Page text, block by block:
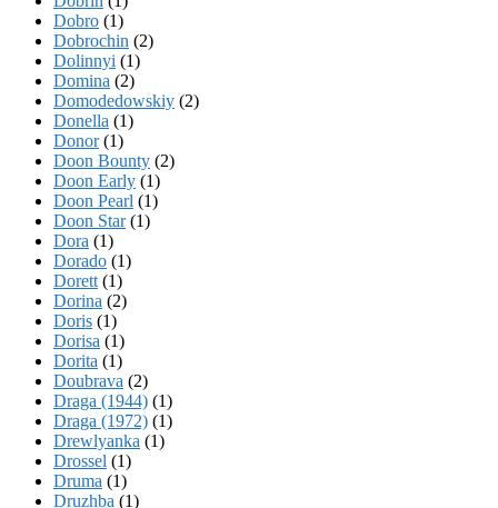
Dobro (1)
Dobrochin (2)
Dolinnyi (1)
Domina (2)
Domodedowskiy (2)
Donella (1)
Donor(1)
Doon Bounty (2)
Doon Early (1)
Doon Pearl (1)
Doon Star(1)
Dora (1)
Dorado (1)
Dorett (1)
Dorina (2)
Doris (1)
Dorisa (1)
Dorita (1)
Doubrava (2)
Draga (1944) (1)
Draga (1972) (1)
Drewlyanka (1)
Drossel (1)
Druma (1)
Druzhba (1)